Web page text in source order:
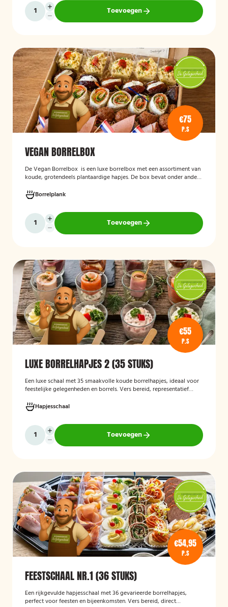
Toevoegen
€75
P.S
VEGAN BORRELBOX
DeVegan Borrelbox is een luxe borrelbox met een assortiment van
koude, grotendeels plantaardige hapjes. De box bevat onder andere
groenten, crostini’s en andere smaakvolle borrelhapjes die direct
serveerklaar zijn voor een feest, borrel of bijeenkomst.
Borrelplank
Toevoegen
€55
P.S
LUXE BORRELHAPJES 2 (35 STUKS)
Een luxe schaal met 35 smaakvolle koude borrelhapjes, ideaal voor
feestelijke gelegenheden en borrels. Vers bereid, representatief
Hapjesschaal
Toevoegen
€54,95
P.S
FEESTSCHAAL NR.1 (36 STUKS)
Een rijkgevulde hapjesschaal met 36 gevarieerde borrelhapjes,
perfect voor feesten en bijeenkomsten. Vers bereid, direct